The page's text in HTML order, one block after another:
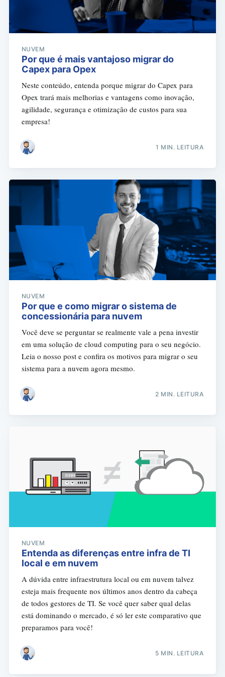
NUVEM
Por que é mais vantajoso migrar do
Capex para Opex
Neste conteúdo, entenda porque migrar do Capex para
Opex trará mais melhorias e vantagens como inovação,
agilidade, segurança e otimização de custos para sua
empresa!
1 MIN. LEITURA
NUVEM
Por que e como migrar o sistema de
concessionária para nuvem
Você deve se perguntar se realmente vale a pena investir
em uma solução de cloud computing para o seu negócio.
Leia o nosso post e confira os motivos para migrar o seu
sistema para a nuvem agora mesmo.
2 MIN. LEITURA
NUVEM
Entenda as diferenças entre infra de TI
local e em nuvem
A dúvida entre infraestrutura local ou em nuvem talvez
esteja mais frequente nos últimos anos dentro da cabeça
de todos gestores de TI. Se você quer saber qual delas
está dominando o mercado, é só ler este comparativo que
preparamos para você!
5 MIN. LEITURA